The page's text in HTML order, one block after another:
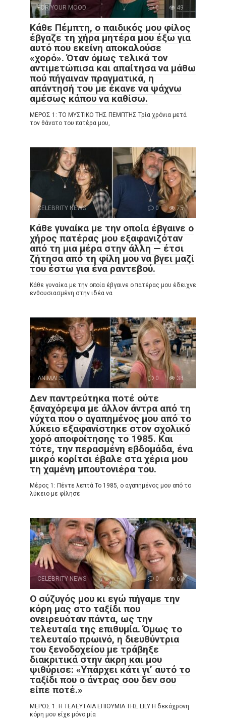
FOR YOUR MOOD 0 49
Κάθε Πέμπτη, ο παιδικός μου φίλος
έβγαζε τη χήρα μητέρα μου έξω για
αυτό που εκείνη αποκαλούσε
«χορό». Όταν όμως τελικά τον
αντιμετώπισα και απαίτησα να μάθω
πού πήγαιναν πραγματικά, η
απάντησή του με έκανε να ψάχνω
αμέσως κάπου να καθίσω.
ΜΕΡΟΣ 1: ΤΟ ΜΥΣΤΙΚΟ ΤΗΣ ΠΕΜΠΤΗΣ Τρία χρόνια μετά
τον θάνατο του πατέρα μου,
CELEBRITY NEWS 0 75
Κάθε γυναίκα με την οποία έβγαινε ο
χήρος πατέρας μου εξαφανιζόταν
από τη μια μέρα στην άλλη — έτσι
ζήτησα από τη φίλη μου να βγει μαζί
του έστω για ένα ραντεβού.
Κάθε γυναίκα με την οποία έβγαινε ο πατέρας μου έδειχνε
ενθουσιασμένη στην ιδέα να
ANIMALS 0 38
Δεν παντρεύτηκα ποτέ ούτε
ξαναχόρεψα με άλλον άντρα από τη
νύχτα που ο αγαπημένος μου από το
λύκειο εξαφανίστηκε στον σχολικό
χορό αποφοίτησης το 1985. Και
τότε, την περασμένη εβδομάδα, ένα
μικρό κορίτσι έβαλε στα χέρια μου
τη χαμένη μπουτονιέρα του.
Μέρος 1: Πέντε λεπτά Το 1985, ο αγαπημένος μου από το
λύκειο με φίλησε
CELEBRITY NEWS 0 61
Ο σύζυγός μου κι εγώ πήγαμε την
κόρη μας στο ταξίδι που
ονειρευόταν πάντα, ως την
τελευταία της επιθυμία. Όμως το
τελευταίο πρωινό, η διευθύντρια
του ξενοδοχείου με τράβηξε
διακριτικά στην άκρη και μου
ψιθύρισε: «Υπάρχει κάτι γι’ αυτό το
ταξίδι που ο άντρας σου δεν σου
είπε ποτέ.»
ΜΕΡΟΣ 1: Η ΤΕΛΕΥΤΑΙΑ ΕΠΙΘΥΜΙΑ ΤΗΣ LILY Η δεκάχρονη
κόρη μου είχε μόνο μία